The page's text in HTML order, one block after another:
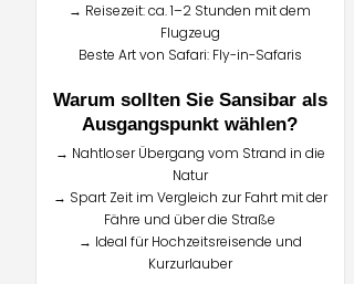
→ Reisezeit: ca. 1–2 Stunden mit dem
Flugzeug
Beste Art von Safari: Fly-in-Safaris
Warum sollten Sie Sansibar als
Ausgangspunkt wählen?
→ Nahtloser Übergang vom Strand in die
Natur
→ Spart Zeit im Vergleich zur Fahrt mit der
Fähre und über die Straße
→ Ideal für Hochzeitsreisende und
Kurzurlauber